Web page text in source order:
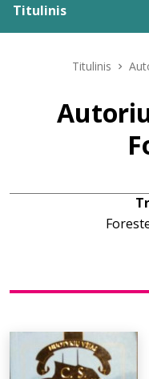
Titulinis
Leidiniai
Naujienos
Titulinis